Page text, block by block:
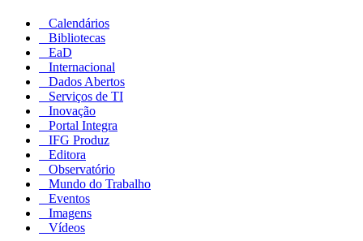
Calendários
Bibliotecas
EaD
Internacional
Dados Abertos
Serviços de TI
Inovação
Portal Integra
IFG Produz
Editora
Observatório
Mundo do Trabalho
Eventos
Imagens
Vídeos